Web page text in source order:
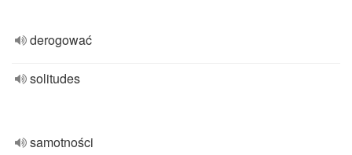
derogować
solitudes
samotności